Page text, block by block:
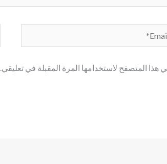
هذا المتصفح لاستخدامها المرة المقبلة في تعليقي.